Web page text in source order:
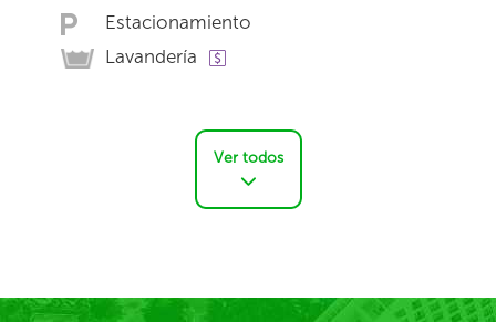
Estacionamiento
Lavandería
Ver todos